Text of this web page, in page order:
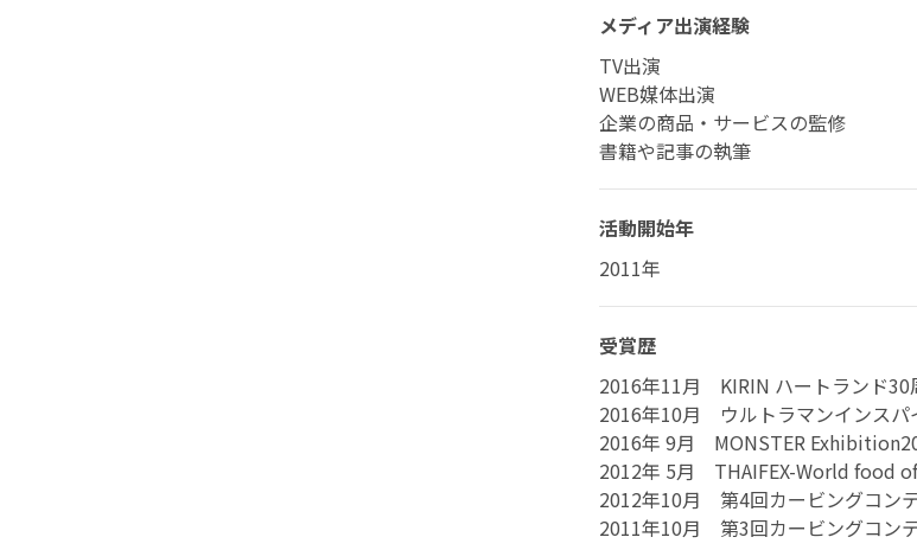
メディア出演経験
TV出演
WEB媒体出演
企業の商品・サービスの監修
書籍や記事の執筆
活動開始年
2011年
受賞歴
2016年11月 KIRIN ハートランド30
2016年10月 ウルトラマンインスパ
2016年 9月 MONSTER
2012年 5月 THAIFEX-World food
2012年10月 第4回カービングコン
2011年10月 第3回カービングコン